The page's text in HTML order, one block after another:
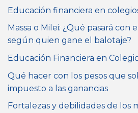
Educación financiera en
Massa o Milei: ¿Qué pasará con
según quien gane el balotaje?
Educación Financiera en
Qué hacer con los pesos que
impuesto a las ganancias
Fortalezas y debilidades de los